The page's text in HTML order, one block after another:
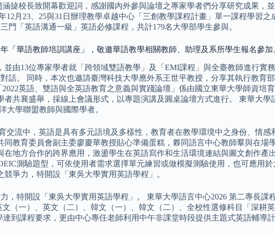
㨗校長致開幕歡迎詞，感謝國內外參與論壇之專家學者們分享研究成果
12月23、25與31日辦理教學卓越中心「三創教學課程計畫」單一課程學習
門「英語溝通一級」英語必修課程，共計179名大學部學生參與。
「華語教師培訓講座」，敬邀華語教學相關教師、助理及系所學生報名參加
由13位專家學者就「跨領域雙語教學」及「EMI課程」與全臺教師進行實
話。 同時，本次也邀請臺灣科技大學應外系王世平教授，分享其執行教育
英語、雙語與全英語教育之意義與實踐論壇」係由國立東華大學師資培
者共襄盛舉，採線上會議形式，以專題演講及圓桌論壇方式進行。 東華大學
大學聯盟教師與國際學者。
交流中，英語是具有多元語境及多樣性，教育者在教學環境中之身份、情
教育委員會副主委廖慶華教授貼心準備蛋糕，夥同語言中心教師羣與在場
在地方合作的跨界應用，激盪學生在英語寫作和生活環境連結與圖文創作產
測驗題型，可依使用者需求選擇單元練習或做模擬測驗使用，也可應用於
爭力，特開設「東吳大學實用英語學程」。
，特開設「東吳大學實用英語學程」。 東華大學語言中心2026 第二專長
（一）、英文（二）、韓文（一）、韓文（二）、全校性選修科目「深
到課程要求，更由中心專任老師利用中午非課堂時段提供主題式英語輔導